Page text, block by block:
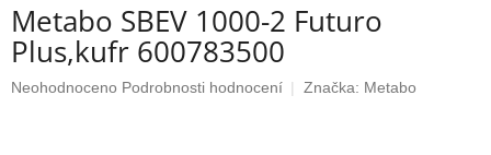
Metabo SBEV 1000-2 Futuro
Plus,kufr 600783500
Průměrné
Neohodnoceno Podrobnosti hodnocení Značka: Metabo